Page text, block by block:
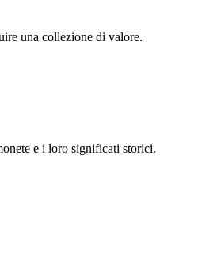
una collezione di valore.
e i loro significati storici.